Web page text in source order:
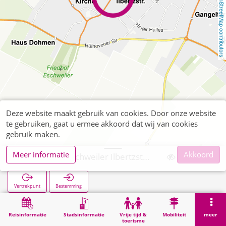
OpenStreetMap contributors
Reisinformatie Stadsinformatie
Vrije tijd &
toerisme
Mobiliteit meer
Vertrekpunt Bestemming
Zoekopracht Oberbruch Eschweiler Ilbertzstraße
Deze website maakt gebruik van cookies. Door onze website
te gebruiken, gaat u ermee akkoord dat wij van cookies
gebruik maken.
Meer informatie
Akkoord